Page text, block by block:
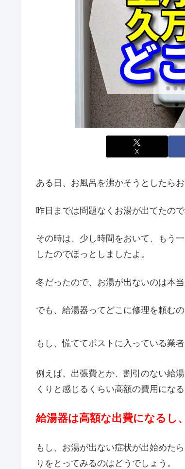
X
ある日、お風呂を沸かそうとしたら
昨日までは問題なくお湯が出てたの
その時は、少し時間をおいて、もう
したのでほっとしましたよ。
冬だったので、お湯が出ないのは本当
でも、給湯器ってどこに修理を頼む
もし、慌ててポストに入っている業
例えば、出張費とか、割引のない給
くりと感じるくらい高額の費用になる
給湯器は高額な出費になるし
もし、お湯が出ない症状が出始めた
りをとってみるのはどうでしょう。